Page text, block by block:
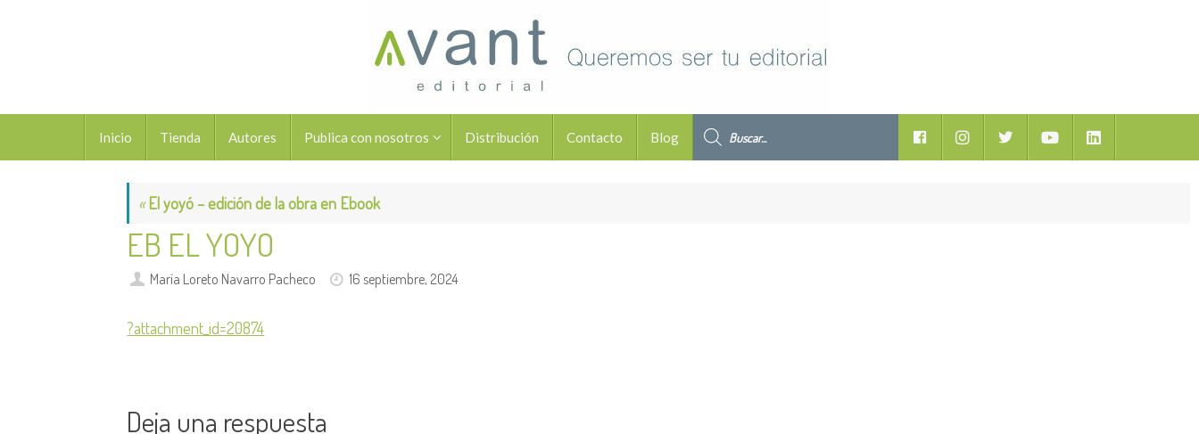
contenido
Inicio Tienda Autores Publica con nosotros Distribución Contacto Blog
Facebook YoutubeLinkedIn
«El yoyó – edición de la obra en Ebook
EB EL YOYO
María Loreto Navarro Pacheco 16 septiembre, 2024
?attachment_id=20874
Deja una respuesta